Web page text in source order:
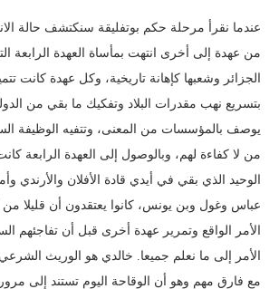
عندما نقرأ مرحلة حكم بوتفليقة سنكتشف حالة
من عهدة إلى أخرى انتهت بمأساة العهدة
الجزائر وشعبها كإهانة تاريخية، وكل عهدة كانت
بتسريع نهب مقدرات البلاد وتفكيك ما بقي من
يوصف بالمؤسسات من المعنى، وتتفيه الوظيفة
من لا كفاءة لهم، وبالوصول إلى العهدة الرابعة
الوحيد الذي بقي في أيدي قادة الأفلان والأرندي
عباس وغول وبن يونس، كانوا يعتقدون أن قليلا
الأمر الواقع وتمرير عهدة أخرى قبل أن تفاجئهم
الأمر إلى ما نعلم جميعا. خالدي هو الوريث
مع فارق مهم وهو أن الوقاحة اليوم تستند إلى